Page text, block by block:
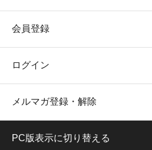
会員登録
ログイン
メルマガ登録・解除
PC版表示に切り替える